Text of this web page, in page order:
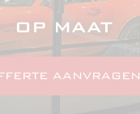
OP MAAT
AANVRAGEN